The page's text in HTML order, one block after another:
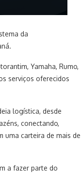
da
Yamaha, Rumo,
serviços oferecidos
logística, desde
conectando,
uma carteira de mais de
a fazer parte do